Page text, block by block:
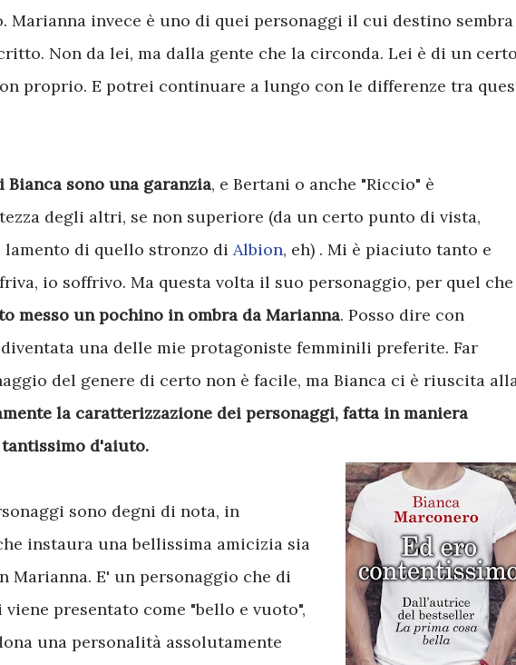
Marianna invece è uno di quei personaggi il cui destino sembra
Non da lei, ma dalla gente che la circonda. Lei è di un
proprio. E potrei continuare a lungo con le differenze tra
Bianca sono una garanzia, e Bertani o anche "Riccio" è
degli altri, se non superiore (da un certo punto di vista,
di quello stronzo di Albion, eh) . Mi è piaciuto tanto e
io soffrivo. Ma questa volta il suo personaggio, per quel che
messo un pochino in ombra da Marianna. Posso dire con
una delle mie protagoniste femminili preferite. Far
del genere di certo non è facile, ma Bianca ci è riuscita
la caratterizzazione dei personaggi, fatta in maniera
d'aiuto.
sono degni di nota, in
instaura una bellissima amicizia sia
Marianna. E' un personaggio che di
presentato come "bello e vuoto",
una personalità assolutamente